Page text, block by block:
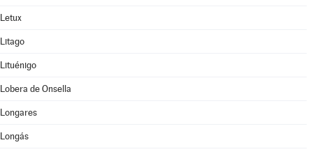
Letux
Litago
Lituénigo
Lobera de Onsella
Longares
Longás